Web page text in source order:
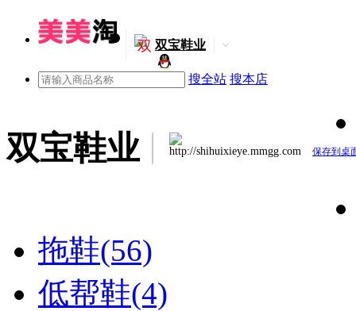
双 双宝鞋业
搜全站 搜本店
双宝鞋业 http://shihuixieye.mmgg.com 保存到桌
拖鞋(56)
低帮鞋(4)